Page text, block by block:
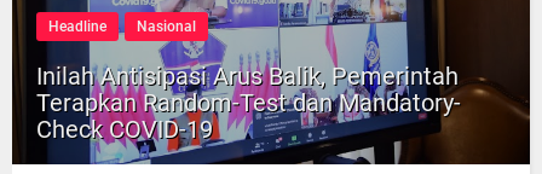
Headline Nasional
Inilah Antisipasi Arus Balik, Pemerintah
Terapkan Random-Test dan Mandatory-
Check COVID-19